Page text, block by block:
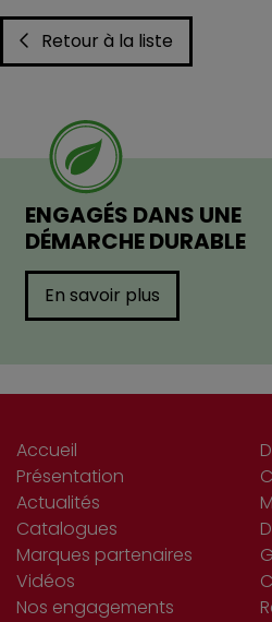
Retour à la liste
ENGAGÉS DANS UNE
DÉMARCHE DURABLE
En savoir plus
Accueil
Présentation
Actualités
Catalogues
Marques partenaires
Vidéos
Nos engagements